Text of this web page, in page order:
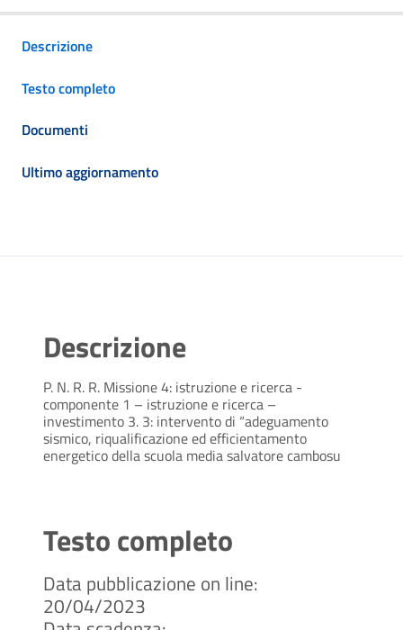
Descrizione
Testo completo
Documenti
Ultimo aggiornamento
Descrizione
P. N. R. R. Missione 4: istruzione e ricerca -
componente 1 – istruzione e ricerca –
investimento 3. 3: intervento di “adeguamento
sismico, riqualificazione ed efficientamento
energetico della scuola media salvatore cambosu
Testo completo
Data pubblicazione on line:
20/04/2023